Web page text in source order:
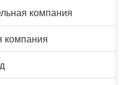
компания
компания